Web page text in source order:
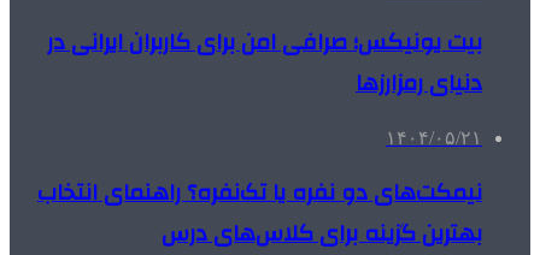
بیت یونیکس؛ صرافی امن برای کاربران ایرانی در
دنیای رمزارزها
۱۴۰۴/۰۵/۲۱
نیمکت‌های دو نفره یا تک‌نفره؟ راهنمای انتخاب
بهترین گزینه برای کلاس‌های درس